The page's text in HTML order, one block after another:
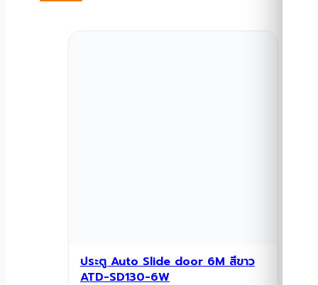
ประตู Auto Slide door 6M สีขาว
ATD-SD130-6W